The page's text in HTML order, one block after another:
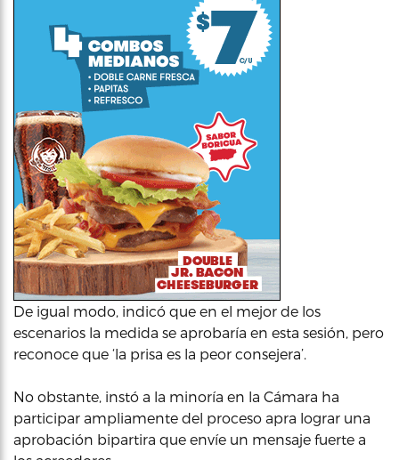
De igual modo, indicó que en el mejor de los
escenarios la medida se aprobaría en esta sesión, pero
reconoce que ‘la prisa es la peor consejera’.
No obstante, instó a la minoría en la Cámara ha
participar ampliamente del proceso apra lograr una
aprobación bipartira que envíe un mensaje fuerte a